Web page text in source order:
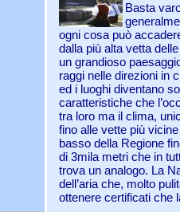
Basta
ogni cosa può
dalla più alta vetta
un grandioso
raggi nelle direzioni in
ed i luoghi diventano
caratteristiche che
tra loro ma il clima,
fino alle vette più
basso della Regione
di 3mila metri che in
trova un analogo. La
dell’aria che, molto
ottenere certificati che